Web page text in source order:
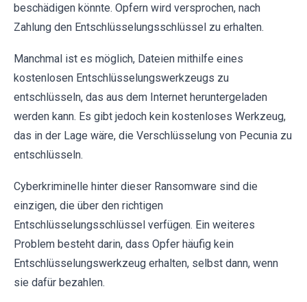
beschädigen könnte. Opfern wird versprochen, nach
Zahlung den Entschlüsselungsschlüssel zu erhalten.
Manchmal ist es möglich, Dateien mithilfe eines
kostenlosen Entschlüsselungswerkzeugs zu
entschlüsseln, das aus dem Internet heruntergeladen
werden kann. Es gibt jedoch kein kostenloses Werkzeug,
das in der Lage wäre, die Verschlüsselung von Pecunia zu
entschlüsseln.
Cyberkriminelle hinter dieser Ransomware sind die
einzigen, die über den richtigen
Entschlüsselungsschlüssel verfügen. Ein weiteres
Problem besteht darin, dass Opfer häufig kein
Entschlüsselungswerkzeug erhalten, selbst dann, wenn
sie dafür bezahlen.